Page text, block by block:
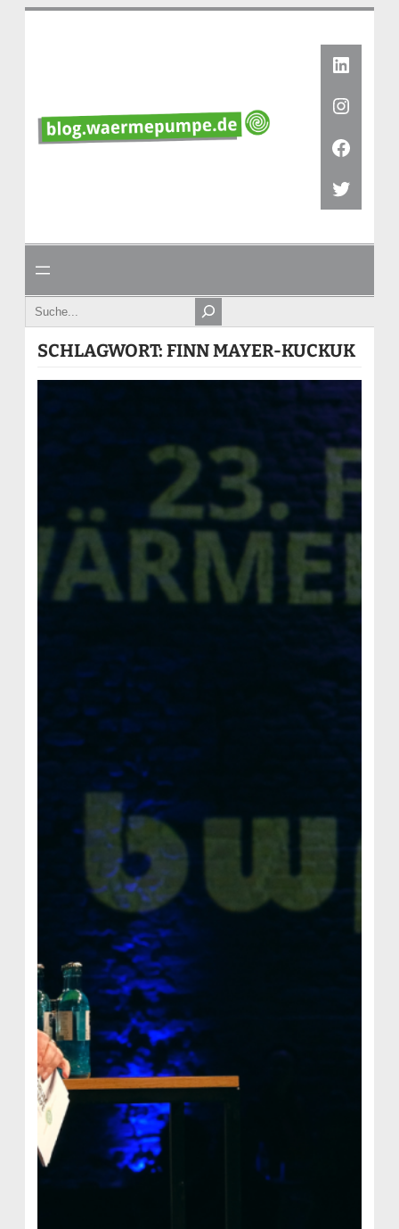
Zum
Search
SCHLAGWORT: FINN MAYER-KUCKUK